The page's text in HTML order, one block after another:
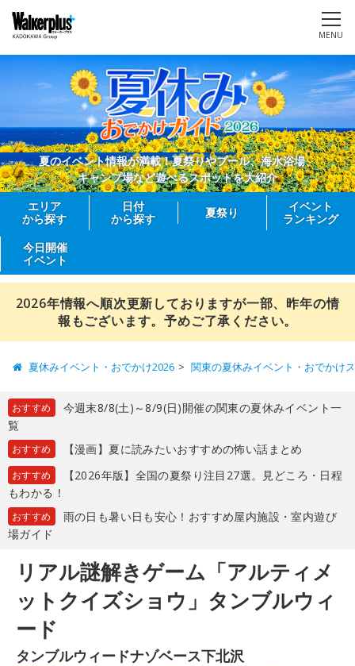
MENU
夏のイベント情報が満載！夏祭りやプール、海水浴場、
キャンプ場など遊べるスポットを大紹介
エリア
から探す
日付
から探す
夏祭り
イベント
ランキング
今日開催
イベント
2026年情報へ順次更新しておりますが一部、昨年の情
報もございます。予めご了承ください。
夏休みイベント・おでかけ2026 関東の夏休みイベント・おでかけ
おすすめ
今週末8/8(土)～8/9(日)開催の関東の夏休みイベント一
覧
おすすめ 【漫画】夏に読みたいおすすめの怖い話まとめ
おすすめ
【2026年版】全国の夏祭り注目27選。見どころ・日程
もわかる！
おすすめ
雨の日も暑い日も安心！おすすめ屋内施設・室内遊び
場ガイド
リアル謎解きゲーム「アルティメ
ットクイズショウ」タンブルウィ
ード
タンブルウィードナゾベース下北沢